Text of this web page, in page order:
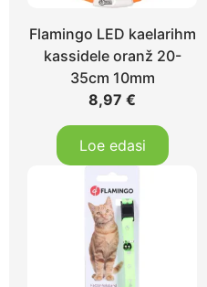
Flamingo LED kaelarihm
kassidele oranž 20-
35cm 10mm
8,97€
Loe edasi